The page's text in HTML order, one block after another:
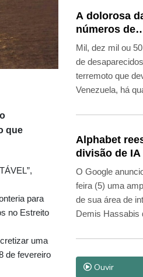
que
para
no Estreito
uma
de fevereiro
Ministério da
A dolorosa
números de
terremotos
Mil, dez mil ou
de
terremoto que
Venezuela, há
que as
Alphabet
divisão de
O Google
feira (5) uma
de sua área de
Demis Hassabis
avançados da IA
longo prazo.
Ouvir